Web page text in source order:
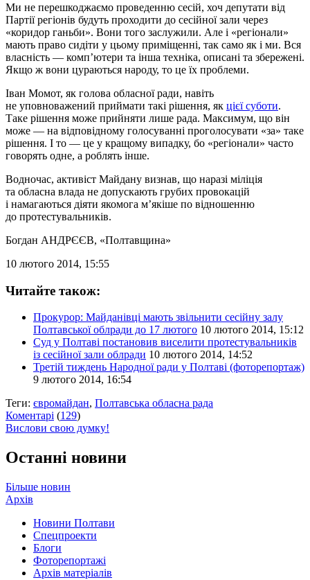
Ми не перешкоджаємо проведенню сесій, хоч депутати від
Партії регіонів будуть проходити до сесійної зали через
«коридор ганьби». Вони того заслужили. Але і «регіонали»
мають право сидіти у цьому приміщенні, так само як і ми. Вся
власність — комп’ютери та інша техніка, описані та збережені.
Якщо ж вони цураються народу, то це їх проблеми.
Іван Момот, як голова обласної ради, навіть
не уповноважений приймати такі рішення, як цієї суботи.
Таке рішення може прийняти лише рада. Максимум, що він
може — на відповідному голосуванні проголосувати «за» таке
рішення. І то — це у кращому випадку, бо «регіонали» часто
говорять одне, а роблять інше.
Водночас, активіст Майдану визнав, що наразі міліція
та обласна влада не допускають грубих провокацій
і намагаються діяти якомога м’якіше по відношенню
до протестувальників.
Богдан АНДРЄЄВ, «Полтавщина»
10 лютого 2014, 15:55
Читайте також:
Прокурор: Майданівці мають звільнити сесійну залу
Полтавської облради до 17 лютого 10 лютого 2014, 15:12
Суд у Полтаві постановив виселити протестувальників
із сесійної зали облради 10 лютого 2014, 14:52
Третій тиждень Народної ради у Полтаві (фоторепортаж)
9 лютого 2014, 16:54
Теги: євромайдан, Полтавська обласна рада
Коментарі (129)
Вислови свою думку!
Останні новини
Більше новин
Архів
Новини Полтави
Спецпроекти
Блоги
Фоторепортажі
Архів матеріалів